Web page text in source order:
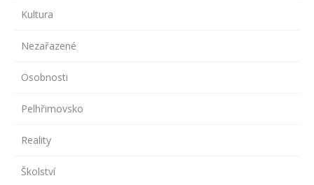
Kultura
Nezařazené
Osobnosti
Pelhřimovsko
Reality
Školství